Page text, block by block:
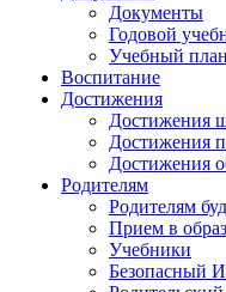
Документы
Годовой
Учебный план
Воспитание
Достижения
Достижения
Достижения
Достижения
Родителям
Родителям
Прием в
Учебники
Безопасный